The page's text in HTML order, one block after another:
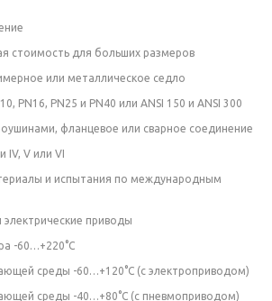
стоимость для больших размеров
или металлическое седло
PN16, PN25 и PN40 или ANSI 150 и ANSI 300
фланцевое или сварное соединение
IV, V или VI
и испытания по международным
приводы
-60…+220°C
среды -60…+120°C (с электроприводом)
среды -40…+80°C (с пневмоприводом)